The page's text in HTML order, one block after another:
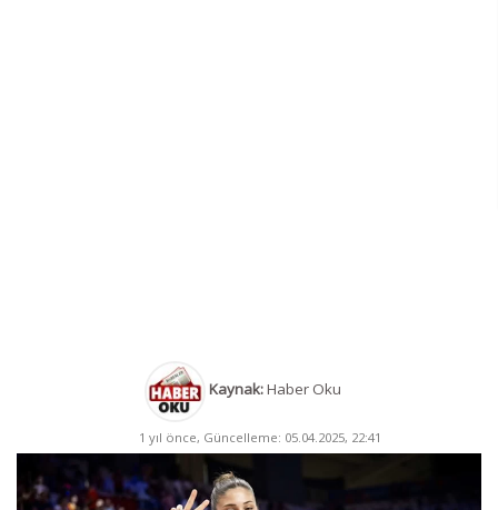
Kaynak:Haber Oku
1 yıl önce, Güncelleme: 05.04.2025, 22:41